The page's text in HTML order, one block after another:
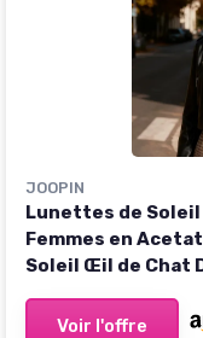
JOOPIN
Lunettes de Soleil
Femmes en
Soleil Œil de Chat
Multicolore
Voir l'offre